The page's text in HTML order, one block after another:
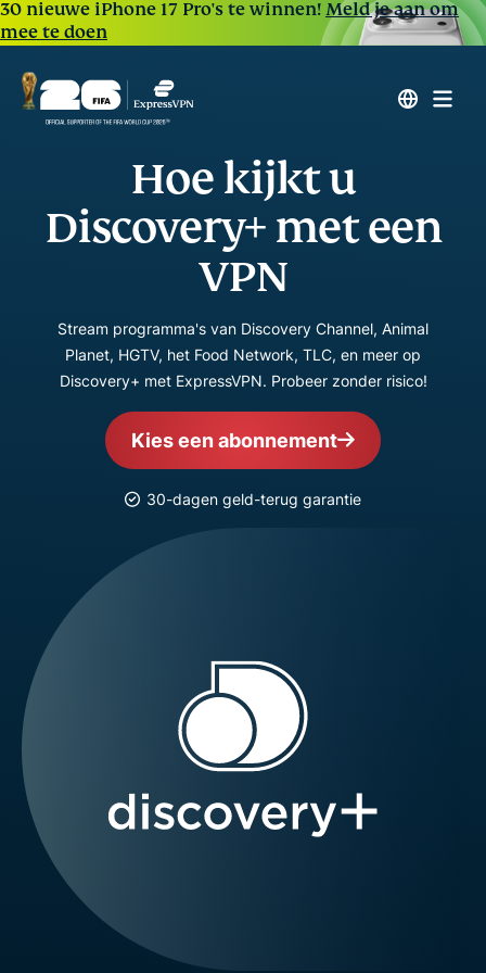
30 nieuwe iPhone 17 Pro's te winnen!Meld je aan om
mee te doen
Hoe kijkt u
Discovery+ met een
VPN
Stream programma's van Discovery Channel, Animal
Planet, HGTV, het Food Network, TLC, en meer op
Discovery+ met ExpressVPN. Probeer zonder risico!
Kies een abonnement
30-dagen geld-terug garantie